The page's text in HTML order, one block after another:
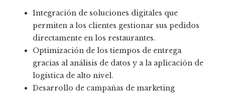
Integración de soluciones digitales que
permiten a los clientes gestionar sus pedidos
directamente en los restaurantes.
Optimización de los tiempos de entrega
gracias al análisis de datos y a la aplicación de
logística de alto nivel.
Desarrollo de campañas de marketing